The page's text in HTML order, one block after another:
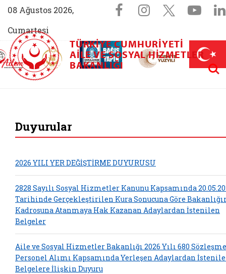
08 Ağustos 2026,
Cumartesi
Sosyal
Facebook
Instagram
X
Aile (yeni sekmede açılır)
AİLEM İletişim Merkezi (yeni sekmede açılır)
Aile ve Nüfus On Yılı (yeni sekmede açılır)
Darülaceze bağış sayfası (yeni
TÜRKIYE CUMHURIYETI
AILE VE SOSYAL HIZMETLER
BAKANLIĞI
Duyurular
2026 YILI YER DEĞİŞTİRME DUYURUSU
2828 Sayılı Sosyal Hizmetler Kanunu Kapsamında
Tarihinde Gerçekleştirilen Kura Sonucuna Göre
Kadrosuna Atanmaya Hak Kazanan Adaylardan İstenilen
Belgeler
Aile ve Sosyal Hizmetler Bakanlığı 2026 Yılı 680
Personel Alımı Kapsamında Yerleşen Adaylardan
Belgelere İlişkin Duyuru